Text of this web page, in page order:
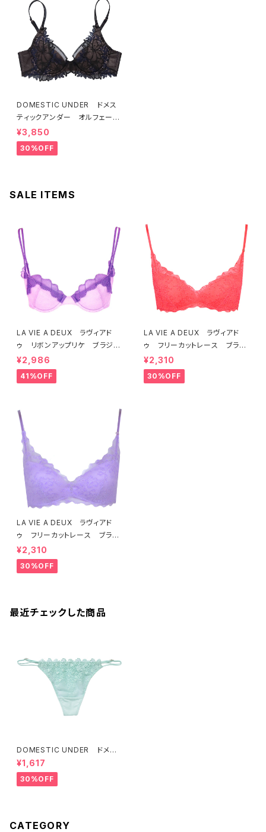
DOMESTIC UNDER ドメス
ティックアンダー オルフェーヴ
ル ブラジャー（ブラック）D225
4 送料無料
¥3,850
30%OFF
SALE ITEMS
LA VIE A DEUX ラヴィアド
ゥ リボンアップリケ ブラジャ
ー（ラベンダー） 22293 SA
LE セール 送料無料
¥2,986
41%OFF
LA VIE A DEUX ラヴィアド
ゥ フリーカットレース ブラレ
ット ソフトブラ（トマトレッド）2
2457 SALE 送料無料
¥2,310
30%OFF
LA VIE A DEUX ラヴィアド
ゥ フリーカットレース ブラレ
ット ソフトブラ（ラベンダー）22
463 SALE 送料無料
¥2,310
30%OFF
最近チェックした商品
DOMESTIC UNDER ドメス
ティックアンダー ギュピールレ
ース タンガ（アクアミント）Mサ
イズ D6361 送料無料
¥1,617
30%OFF
CATEGORY